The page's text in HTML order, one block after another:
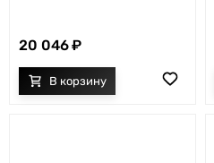
20 046